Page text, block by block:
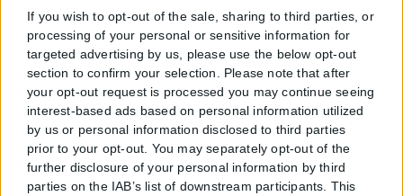
If you wish to opt-out of the sale, sharing to third parties, or
processing of your personal or sensitive information for
targeted advertising by us, please use the below opt-out
section to confirm your selection. Please note that after
your opt-out request is processed you may continue seeing
interest-based ads based on personal information utilized
by us or personal information disclosed to third parties
prior to your opt-out. You may separately opt-out of the
further disclosure of your personal information by third
parties on the IAB’s list of downstream participants. This